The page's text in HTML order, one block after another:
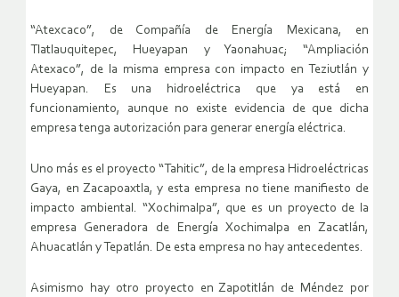
“Atexcaco”, de Compañía de Energía Mexicana, en
Tlatlauquitepec, Hueyapan y Yaonahuac; “Ampliación
Atexaco”, de la misma empresa con impacto en Teziutlán y
Hueyapan. Es una hidroeléctrica que ya está en
funcionamiento, aunque no existe evidencia de que dicha
empresa tenga autorización para generar energía eléctrica.
Uno más es el proyecto “Tahitic”, de la empresa Hidroeléctricas
Gaya, en Zacapoaxtla, y esta empresa no tiene manifiesto de
impacto ambiental. “Xochimalpa”, que es un proyecto de la
empresa Generadora de Energía Xochimalpa en Zacatlán,
Ahuacatlán y Tepatlán. De esta empresa no hay antecedentes.
Asimismo hay otro proyecto en Zapotitlán de Méndez por